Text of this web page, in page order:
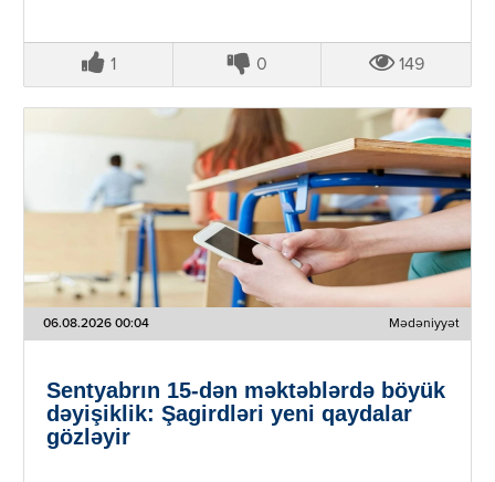
1 0 149
06.08.2026 00:04 Mədəniyyət
Sentyabrın 15-dən məktəblərdə böyük
dəyişiklik: Şagirdləri yeni qaydalar
gözləyir